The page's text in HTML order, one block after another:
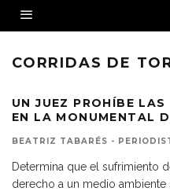
CORRIDAS DE
UN JUEZ PROHÍBE
EN LA MONUMENTAL
BEATRIZ TABARÉS -
Determina que el sufrimiento
derecho a un medio